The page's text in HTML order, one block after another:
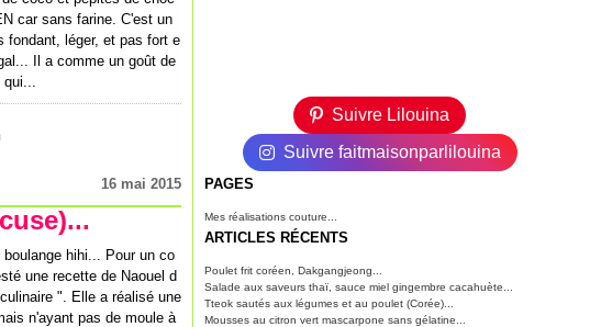
car sans farine. C'est un
fondant, léger, et pas fort e
Il a comme un goût de
qui...
16 mai 2015
hihi... Pour un co
une recette de Naouel d
". Elle a réalisé une
n'ayant pas de moule à
Suivre Lilouina
Suivre faitmaisonparlilouina
PAGES
Mes réalisations couture...
ARTICLES RÉCENTS
Poulet frit coréen, Dakgangjeong...
Salade aux saveurs thaï, sauce miel gingembre cacahuète...
Tteok sautés aux légumes et au poulet (Corée)...
Mousses au citron vert mascarpone sans gélatine...